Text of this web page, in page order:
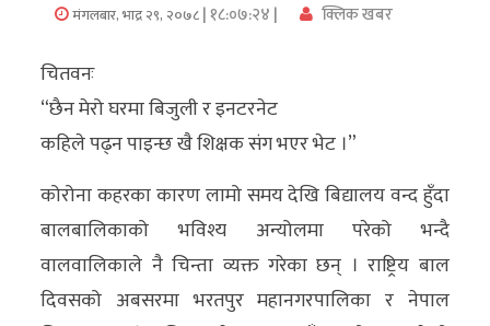
मनाेरञ्जन
विज्ञान
प्रविधि
विचार/
ब्लग
खेलकुद
मंगलबार, भाद्र २९, २०७८| १८:०७:२४ | क्लिक खबर
चितवनः
“छैन मेरो घरमा बिजुली र इनटरनेट
कहिले पढ्न पाइन्छ खै शिक्षक संग भएर भेट ।”
कोरोना कहरका कारण लामो समय देखि बिद्यालय वन्द हुँदा
बालबालिकाको भविश्य अन्योलमा परेको भन्दै
वालवालिकाले नै चिन्ता व्यक्त गरेका छन् । राष्ट्रिय बाल
दिवसको अबसरमा भरतपुर महानगरपालिका र नेपाल